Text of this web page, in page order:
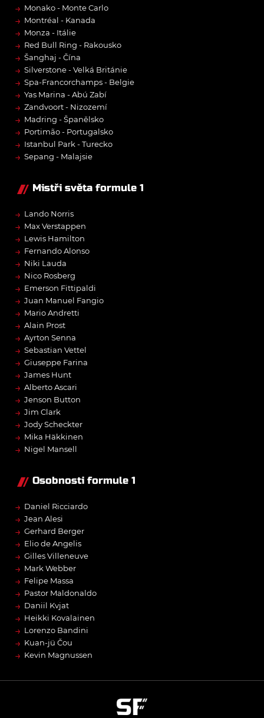
→ Monako - Monte Carlo
→ Montréal - Kanada
→ Monza - Itálie
→ Red Bull Ring - Rakousko
→ Šanghaj - Čína
→ Silverstone - Velká Británie
→ Spa-Francorchamps - Belgie
→ Yas Marina - Abú Zabí
→ Zandvoort - Nizozemí
→ Madring - Španělsko
→ Portimão - Portugalsko
→ Istanbul Park - Turecko
→ Sepang - Malajsie
Mistři světa formule 1
→ Lando Norris
→ Max Verstappen
→ Lewis Hamilton
→ Fernando Alonso
→ Niki Lauda
→ Nico Rosberg
→ Emerson Fittipaldi
→ Juan Manuel Fangio
→ Mario Andretti
→ Alain Prost
→ Ayrton Senna
→ Sebastian Vettel
→ Giuseppe Farina
→ James Hunt
→ Alberto Ascari
→ Jenson Button
→ Jim Clark
→ Jody Scheckter
→ Mika Häkkinen
→ Nigel Mansell
Osobnosti formule 1
→ Daniel Ricciardo
→ Jean Alesi
→ Gerhard Berger
→ Elio de Angelis
→ Gilles Villeneuve
→ Mark Webber
→ Felipe Massa
→ Pastor Maldonaldo
→ Daniil Kvjat
→ Heikki Kovalainen
→ Lorenzo Bandini
→ Kuan-jü Čou
→ Kevin Magnussen